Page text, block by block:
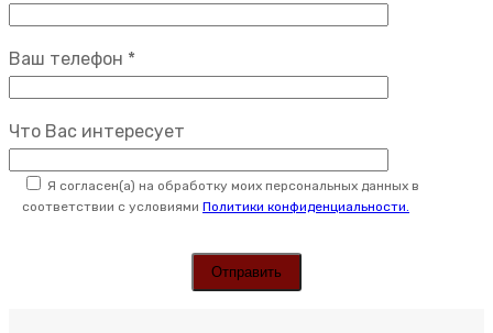
Ваш телефон *
Что Вас интересует
Я согласен(а) на обработку моих персональных данных в
соответствии с условиями Политики конфиденциальности.